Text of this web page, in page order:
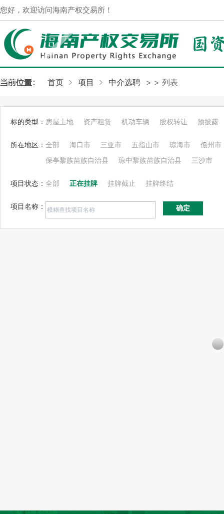
您好，欢迎访问海南产权交易所！
首页 项目 >
中介选聘 > 列表
标的类型： 房屋土地 资产租赁 机动车辆 股权转让 预披露
所在地区： 全部 海口市 三亚市 五指山市 琼海市 儋州市
保亭黎族苗族自治县 琼中黎族苗族自治县 三沙市
项目状态： 全部 正在挂牌 挂牌截止 挂牌终结
项目名称： 确定